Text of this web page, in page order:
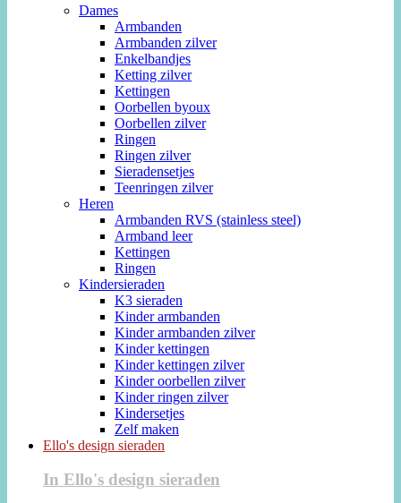
Dames
Armbanden
Armbanden zilver
Enkelbandjes
Ketting zilver
Kettingen
Oorbellen byoux
Oorbellen zilver
Ringen
Ringen zilver
Sieradensetjes
Teenringen zilver
Heren
Armbanden RVS (stainless steel)
Armband leer
Kettingen
Ringen
Kindersieraden
K3 sieraden
Kinder armbanden
Kinder armbanden zilver
Kinder kettingen
Kinder kettingen zilver
Kinder oorbellen zilver
Kinder ringen zilver
Kindersetjes
Zelf maken
Ello's design sieraden
In Ello's design sieraden